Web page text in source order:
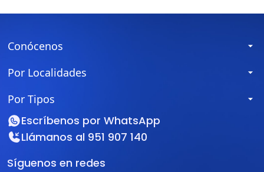
Conócenos
Por Localidades
Por Tipos
Escríbenos por WhatsApp
Llámanos al 951 907 140
Síguenos en redes